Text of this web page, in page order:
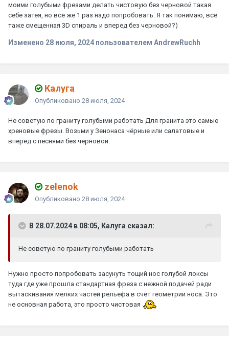
моими голубыми фрезами делать чистовую без черновой такая
себе затея, но всё же 1 раз надо попробовать. Я так понимаю, всё
таже смещенная 3D спираль и вперед без черновой?)
Изменено 28 июля, 2024 пользователем AndrewRuchh
Калуга
Опубликовано 28 июля, 2024
Не советую по граниту голубыми работать Для гранита это самые
хреновые фрезы. Возьми у Зенонаса чёрные или салатовые и
вперёд с песнями без черновой.
zelenok
Опубликовано 28 июля, 2024
В 28.07.2024 в 08:05, Калуга сказал:
Не советую по граниту голубыми работать
Нужно просто попробовать засунуть тощий нос голубой локсы
туда где уже прошла стандартная фреза с нежной подачей ради
вытаскивания мелких частей рельефа в счёт геометрии носа. Это
не основная работа, это просто чистовая